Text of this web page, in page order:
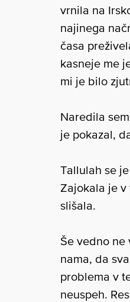
vrnila na
najinega
časa
kasneje me
mi je bilo
Naredila
je pokazal,
Tallulah se
Zajokala je
slišala.
Še vedno ne
nama, da
problema v
neuspeh.